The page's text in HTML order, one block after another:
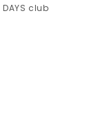
DAYS club